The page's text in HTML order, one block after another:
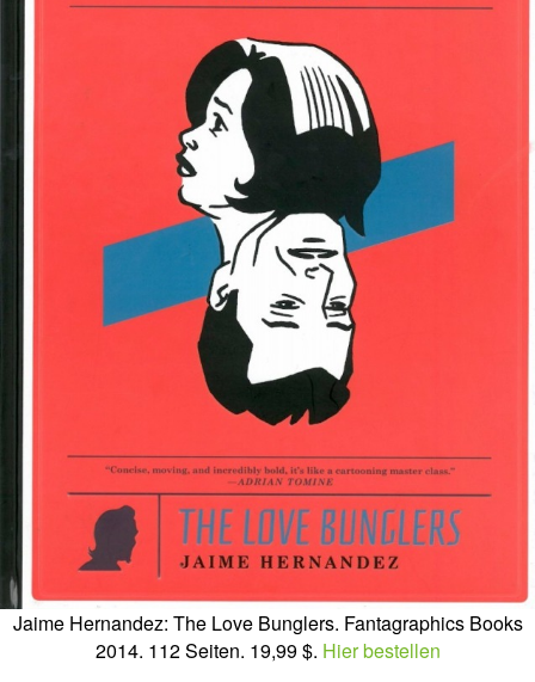
Jaime Hernandez: The Love Bunglers. Fantagraphics Books
2014. 112 Seiten. 19,99 $. Hier bestellen